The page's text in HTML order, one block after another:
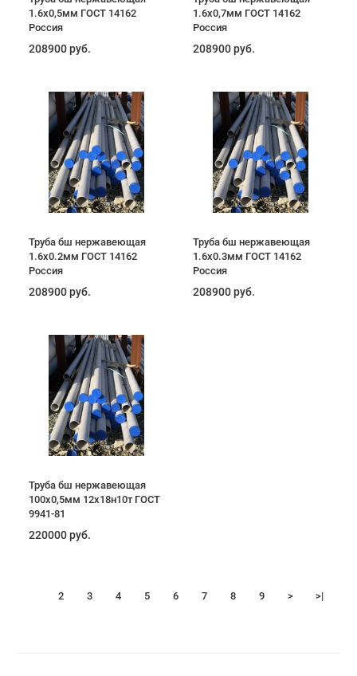
1.6х0,5мм ГОСТ 14162
Россия
208900 руб.
1.6х0,7мм ГОСТ 14162
Россия
208900 руб.
Труба бш нержавеющая
1.6х0.2мм ГОСТ 14162
Россия
208900 руб.
Труба бш нержавеющая
1.6х0.3мм ГОСТ 14162
Россия
208900 руб.
Труба бш нержавеющая
100х0,5мм 12х18н10т ГОСТ
9941-81
220000 руб.
2 3 4 5 6 7 8 9 > >|